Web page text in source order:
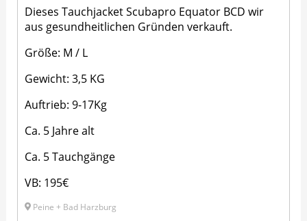
Dieses Tauchjacket Scubapro Equator BCD wir
aus gesundheitlichen Gründen verkauft.
Größe: M / L
Gewicht: 3,5 KG
Auftrieb: 9-17Kg
Ca. 5 Jahre alt
Ca. 5 Tauchgänge
VB: 195€
Peine + Bad Harzburg